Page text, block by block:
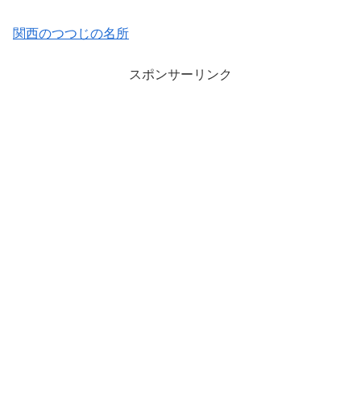
関西のつつじの名所
スポンサーリンク